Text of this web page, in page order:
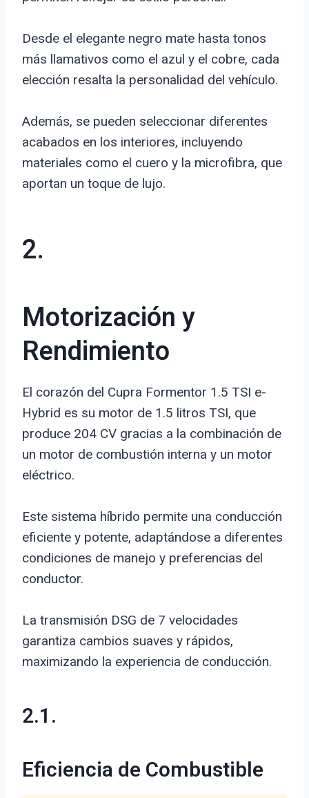
Desde el elegante negro mate hasta tonos
más llamativos como el azul y el cobre, cada
elección resalta la personalidad del vehículo.
Además, se pueden seleccionar diferentes
acabados en los interiores, incluyendo
materiales como el cuero y la microfibra, que
aportan un toque de lujo.
2.
Motorización y
Rendimiento
El corazón del Cupra Formentor 1.5 TSI e-
Hybrid es su motor de 1.5 litros TSI, que
produce 204 CV gracias a la combinación de
un motor de combustión interna y un motor
eléctrico.
Este sistema híbrido permite una conducción
eficiente y potente, adaptándose a diferentes
condiciones de manejo y preferencias del
conductor.
La transmisión DSG de 7 velocidades
garantiza cambios suaves y rápidos,
maximizando la experiencia de conducción.
2.1.
Eficiencia de Combustible